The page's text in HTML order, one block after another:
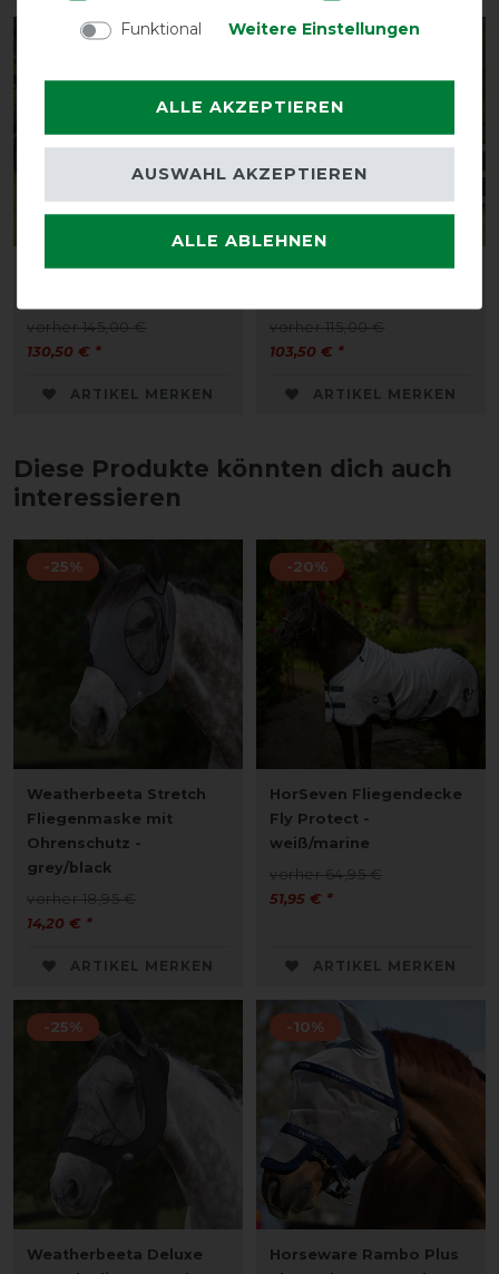
Bucas Buzz-Off & Neck -
vorher 145,00 €
130,50 € *
ARTIKEL MERKEN
Bucas Buzz-Off & Neck -
vorher 115,00 €
103,50 € *
ARTIKEL MERKEN
Diese Produkte könnten dich auch
interessieren
-25%
Weatherbeeta Stretch
Fliegenmaske mit
Ohrenschutz -
grey/black
vorher 18,95 €
14,20 € *
ARTIKEL MERKEN
-20%
HorSeven Fliegendecke
Fly Protect -
weiß/marine
vorher 64,95 €
51,95 € *
ARTIKEL MERKEN
-25%
Weatherbeeta Deluxe
-10%
Horseware Rambo Plus
Funktional
Weitere Einstellungen
ALLE AKZEPTIEREN
ALLE ABLEHNEN
AUSWAHL AKZEPTIEREN